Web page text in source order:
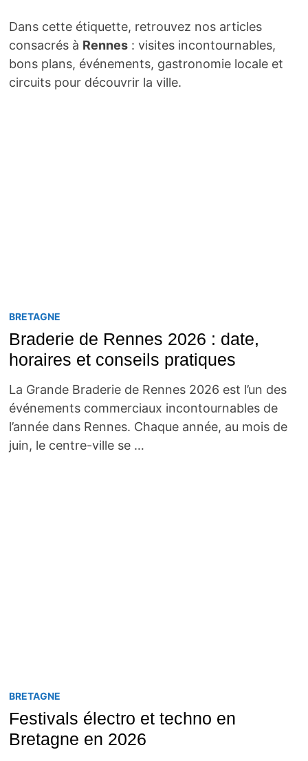
Dans cette étiquette, retrouvez nos articles
consacrés à Rennes: visites incontournables,
bons plans, événements, gastronomie locale et
circuits pour découvrir la ville.
BRETAGNE
Braderie de Rennes 2026 : date,
horaires et conseils pratiques
La Grande Braderie de Rennes 2026 est l’un des
événements commerciaux incontournables de
l’année dans Rennes. Chaque année, au mois de
juin, le centre-ville se …
BRETAGNE
Festivals électro et techno en
Bretagne en 2026